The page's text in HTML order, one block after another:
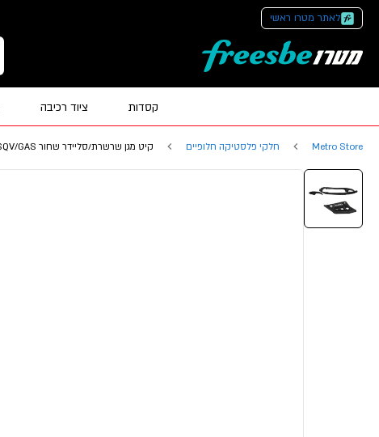
לאתר מטרו ראשי
קסדות ציוד רכיבה
Metro Store חלקי פלסטיקה חלופיים קיט מגן שרשרת/סליידר שחור KTM/HUSQV/GAS